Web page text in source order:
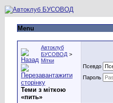
Menu
Автоклуб
БУСОВОД >
Мітки
Теми з міткою
«пить»
Псевдо
Пароль